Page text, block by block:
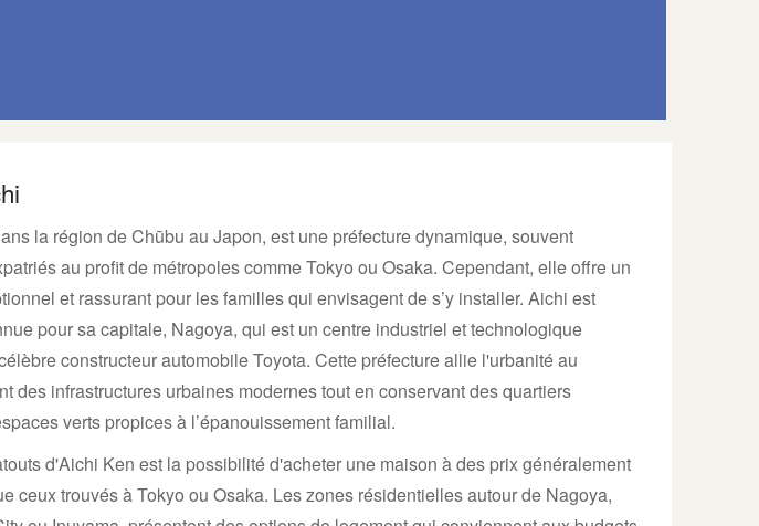
la région de Chūbu au Japon, est une préfecture dynamique, souvent
au profit de métropoles comme Tokyo ou Osaka. Cependant, elle offre un
et rassurant pour les familles qui envisagent de s’y installer. Aichi est
pour sa capitale, Nagoya, qui est un centre industriel et technologique
constructeur automobile Toyota. Cette préfecture allie l'urbanité au
des infrastructures urbaines modernes tout en conservant des quartiers
verts propices à l’épanouissement familial.
d'Aichi Ken est la possibilité d'acheter une maison à des prix généralement
ceux trouvés à Tokyo ou Osaka. Les zones résidentielles autour de Nagoya,